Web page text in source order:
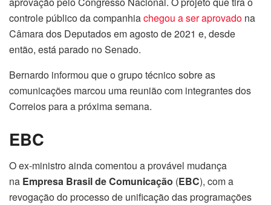
controle público da companhiachegou a ser aprovado na
Câmara dos Deputados em agosto de 2021 e, desde
então, está parado no Senado.
Bernardo informou que o grupo técnico sobre as
comunicações marcou uma reunião com integrantes dos
Correios para a próxima semana.
EBC
O ex-ministro ainda comentou a provável mudança
na Empresa Brasil de Comunicação (EBC), com a
revogação do processo de unificação das programações